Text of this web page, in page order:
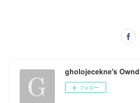
gholojecekne's Ownd
フォロー